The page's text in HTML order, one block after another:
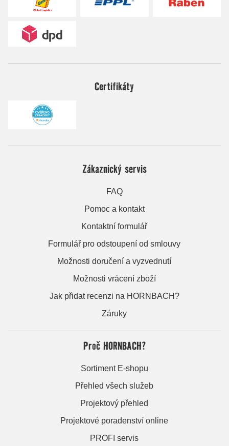
Certifikáty
Zákaznický servis
FAQ
Pomoc a kontakt
Kontaktní formulář
Formulář pro odstoupení od smlouvy
Možnosti doručení a vyzvednutí
Možnosti vrácení zboží
Jak přidat recenzi na HORNBACH?
Záruky
Proč HORNBACH?
Sortiment E-shopu
Přehled všech služeb
Projektový přehled
Projektové poradenství online
PROFI servis